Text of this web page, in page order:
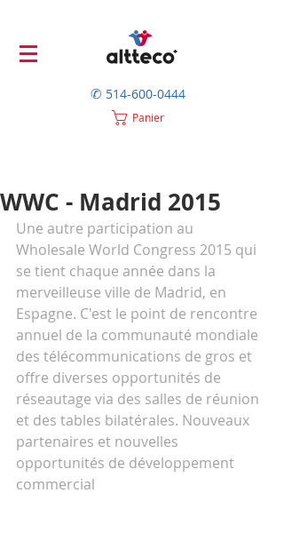
✆ 514-600-0444
Panier
WWC - Madrid 2015
Une autre participation au
Wholesale World Congress 2015 qui
se tient chaque année dans la
merveilleuse ville de Madrid, en
Espagne. C'est le point de rencontre
annuel de la communauté mondiale
des télécommunications de gros et
offre diverses opportunités de
réseautage via des salles de réunion
et des tables bilatérales. Nouveaux
partenaires et nouvelles
opportunités de développement
commercial